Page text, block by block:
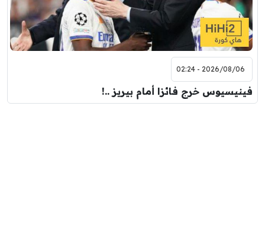
2026/08/06 - 02:24
فينيسيوس خرج فائزا أمام بيريز ..!